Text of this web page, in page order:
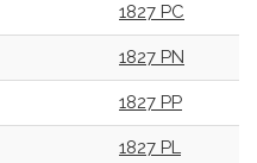
1827 PC
1827 PN
1827 PP
1827 PL